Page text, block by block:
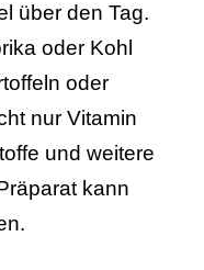
über den Tag.
oder Kohl
oder
nur Vitamin
und weitere
kann